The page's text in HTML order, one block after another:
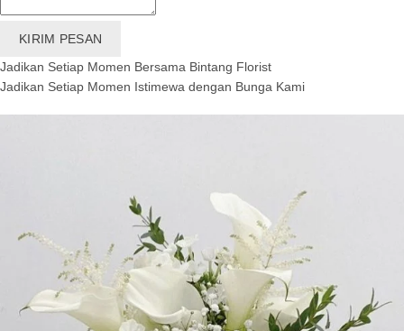
KIRIM PESAN
Jadikan Setiap Momen Bersama Bintang Florist
Jadikan Setiap Momen Istimewa dengan Bunga Kami